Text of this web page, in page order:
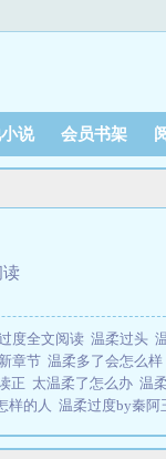
说 会员书架
读
度全文阅读 温柔过头
章节 温柔多了会怎么样
正 太温柔了怎么办 温
样的人 温柔过度by秦阿
费提供温柔过度全文在